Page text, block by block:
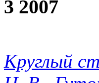
3 2007
Круглый